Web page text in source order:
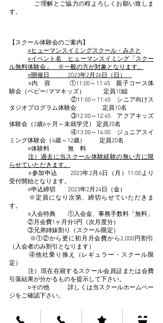
ご理解とご協力の程よろしくお願い致しま
す。
【スクール体験会のご案内】
○ヒューマンスイミングスクール・みさと
○イベント名　ヒューマンスイミング「スクー
ル無料体験会」　※一般の方が対象となります。
○開催日　　　2023年2月26日（日）
○内　容　　　①11:00～11:45　親子コース体
験会（ベビー/ママキッズ）　　　定員10組
②11:00～11:45　シニア向けス
タジオプログラム体験会　　　　 定員10名
③12:00～12:45　アクアキッズ
体験会（2歳6ヶ月～未就学児） 定員20名
④13:00～14:00　ジュニアスイ
ミング体験会（4歳～12歳）　　 定員20名
○体験料　　　無　料
注）過去に当スクール体験経験の無い方に限
らせていただきます。
○参加申込　　2023年2月6日（月）11:00より
受付開始となります。
○申込締切　　2023年2月24日（金）
※定員になり次第、締切らせていただきま
す。
○入会特典　　①入会金、事務手数料「無料」
②月会費1ヶ月分0円（次月度分）
③兄弟姉妹割り（スクール限定）
（入会者のみ割引となります）
④他社乗り換え（レギュラー・スクール限
定）
注）現在在籍するスクール会員証または会費
引落結果が分かるものを提示して下さい。
○その他　　　詳しくは当スクールホームペー
ジをご確認下さい。
○ヒューマンスイミングスクール・にいざ